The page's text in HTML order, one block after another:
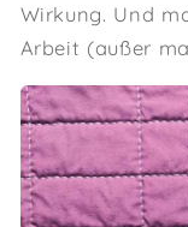
Wirkung. Und
Arbeit (außer